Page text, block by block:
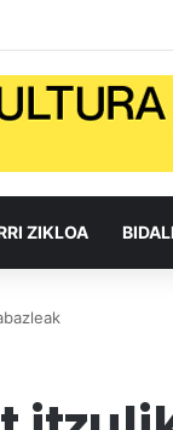
ZIKLOA